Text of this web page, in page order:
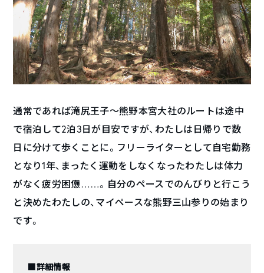
通常であれば滝尻王子〜熊野本宮大社のルートは途中
で宿泊して2泊3日が目安ですが、わたしは日帰りで数
日に分けて歩くことに。フリーライターとして自宅勤務
となり1年、まったく運動をしなくなったわたしは体力
がなく疲労困憊……。自分のペースでのんびりと行こう
と決めたわたしの、マイペースな熊野三山参りの始まり
です。
■詳細情報